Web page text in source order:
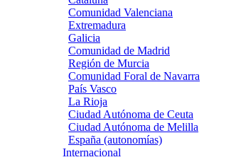
Comunidad Valenciana
Extremadura
Galicia
Comunidad de Madrid
Región de Murcia
Comunidad Foral de Navarra
País Vasco
La Rioja
Ciudad Autónoma de Ceuta
Ciudad Autónoma de Melilla
España (autonomías)
Internacional